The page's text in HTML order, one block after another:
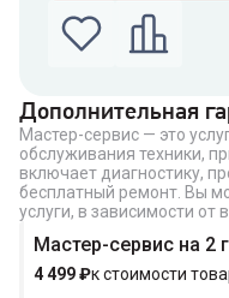
Введите номер
связаться с вами
Номер телефона
Дополнительная
Мастер-сервис — это
обслуживания техники,
включает диагностику,
бесплатный ремонт. Вы
услуги, в зависимости от
Мастер-сервис на 2
4 499₽к стоимости